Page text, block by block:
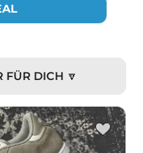
FÜR DICH 🔽